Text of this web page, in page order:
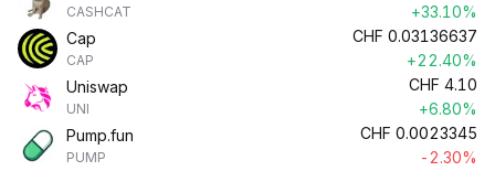
CASHCAT
+33.10%
Cap
CAP
CHF 0.03136637
+22.40%
Uniswap
UNI
CHF 4.10
+6.80%
Pump.fun
PUMP
CHF 0.0023345
-2.30%